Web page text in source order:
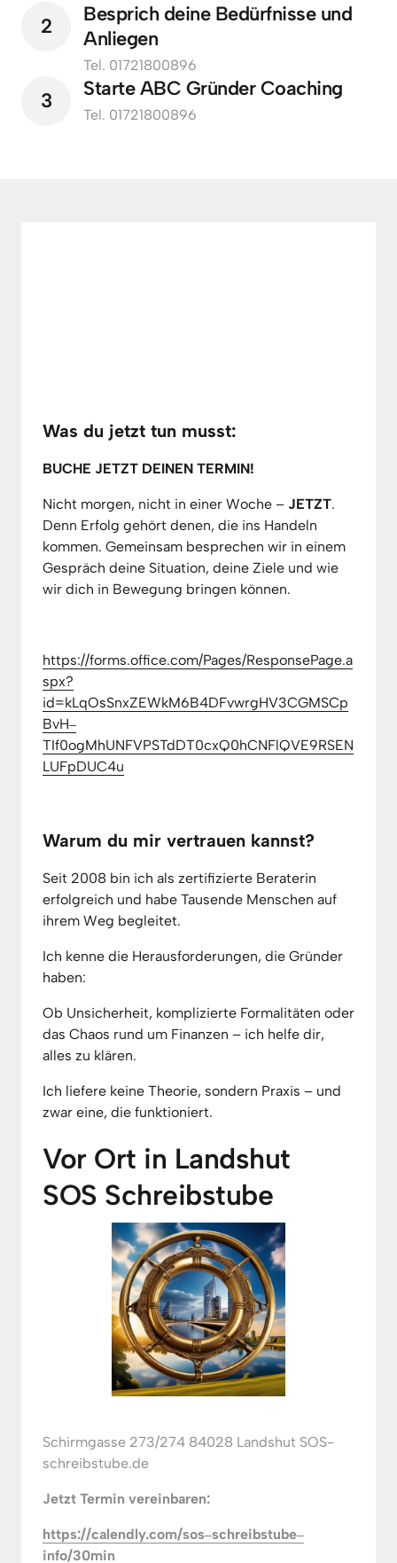
2
Besprich deine Bedürfnisse und
Anliegen
Tel. 01721800896
3
Starte ABC Gründer Coaching
Tel. 01721800896
Was du jetzt tun musst:
BUCHE JETZT DEINEN TERMIN!
Nicht morgen, nicht in einer Woche – JETZT.
Denn Erfolg gehört denen, die ins Handeln
kommen. Gemeinsam besprechen wir in einem
Gespräch deine Situation, deine Ziele und wie
wir dich in Bewegung bringen können.
https://forms.office.com/Pages/ResponsePage.a
spx?
id=kLqOsSnxZEWkM6B4DFvwrgHV3CGMSCp
BvH‒
TIf0ogMhUNFVPSTdDT0cxQ0hCNFlQVE9RSEN
LUFpDUC4u
Warum du mir vertrauen kannst?
Seit 2008 bin ich als zertifizierte Beraterin
erfolgreich und habe Tausende Menschen auf
ihrem Weg begleitet.
Ich kenne die Herausforderungen, die Gründer
haben:
Ob Unsicherheit, komplizierte Formalitäten oder
das Chaos rund um Finanzen – ich helfe dir,
alles zu klären.
Ich liefere keine Theorie, sondern Praxis – und
zwar eine, die funktioniert.
Vor Ort in Landshut
SOS Schreibstube
Schirmgasse 273/274 84028 Landshut SOS-
schreibstube.de
Jetzt Termin vereinbaren:
https://calendly.com/sos‒schreibstube‒
info/30min